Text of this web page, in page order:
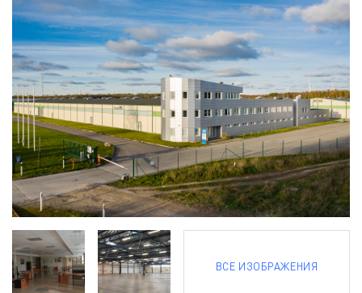
ВСЕ ИЗОБРАЖЕНИЯ